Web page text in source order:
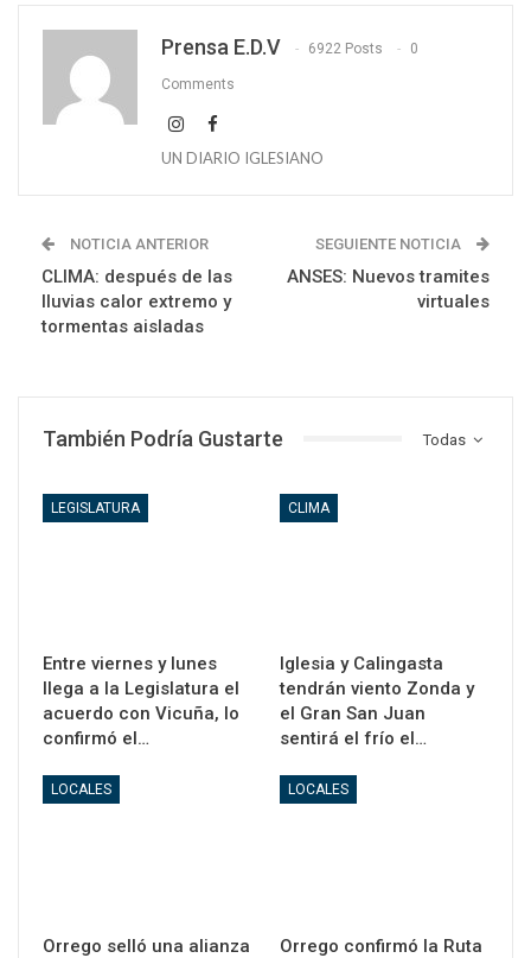
Prensa E.D.V 6922 Posts 0
Comments
UN DIARIO IGLESIANO
NOTICIA ANTERIOR
CLIMA: después de las
lluvias calor extremo y
tormentas aisladas
SEGUIENTE NOTICIA
ANSES: Nuevos tramites
virtuales
Todas
También Podría Gustarte
LEGISLATURA
Entre viernes y lunes
llega a la Legislatura el
acuerdo con Vicuña, lo
confirmó el…
CLIMA
Iglesia y Calingasta
tendrán viento Zonda y
el Gran San Juan
sentirá el frío el…
LOCALES
Orrego selló una alianza
LOCALES
Orrego confirmó la Ruta